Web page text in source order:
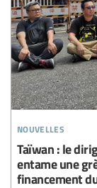
nouvelles
Taïwan : le
entame une
financement